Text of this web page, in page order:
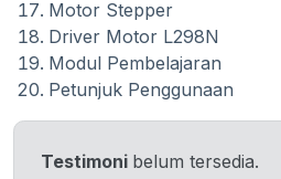
Motor Stepper
Driver Motor L298N
Modul Pembelajaran
Petunjuk Penggunaan
Testimoni belum tersedia.